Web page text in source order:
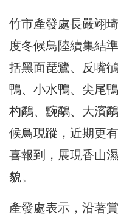
竹市產發處長嚴翊
度冬候鳥陸續集結
括黑面琵鷺、反嘴
鴨、小水鴨、尖尾
杓鷸、黦鷸、大濱
候鳥現蹤，近期更
喜報到，展現香山
貌。
產發處表示，沿著